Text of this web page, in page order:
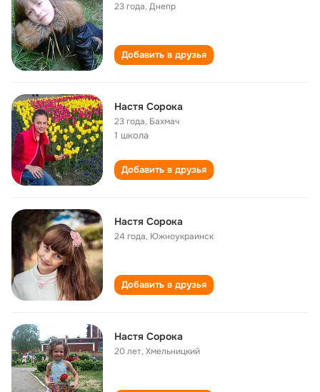
23 года,Днепр
Добавить в друзья
Настя Сорока
23 года, Бахмач
1 школа
Добавить в друзья
Настя Сорока
24 года, Южноукраинск
Добавить в друзья
Настя Сорока
20 лет,Хмельницкий